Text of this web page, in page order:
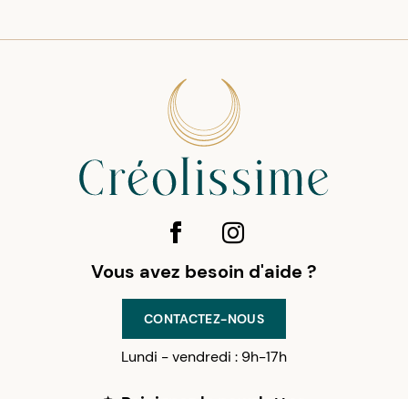
Vous avez besoin d'aide ?
CONTACTEZ-NOUS
Lundi - vendredi : 9h-17h